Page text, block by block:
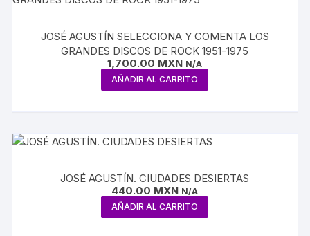
JOSÉ AGUSTÍN SELECCIONA Y COMENTA LOS
GRANDES DISCOS DE ROCK 1951-1975
1,700.00 MXN N/A
AÑADIR AL CARRITO
JOSÉ AGUSTÍN. CIUDADES DESIERTAS
440.00 MXN N/A
AÑADIR AL CARRITO